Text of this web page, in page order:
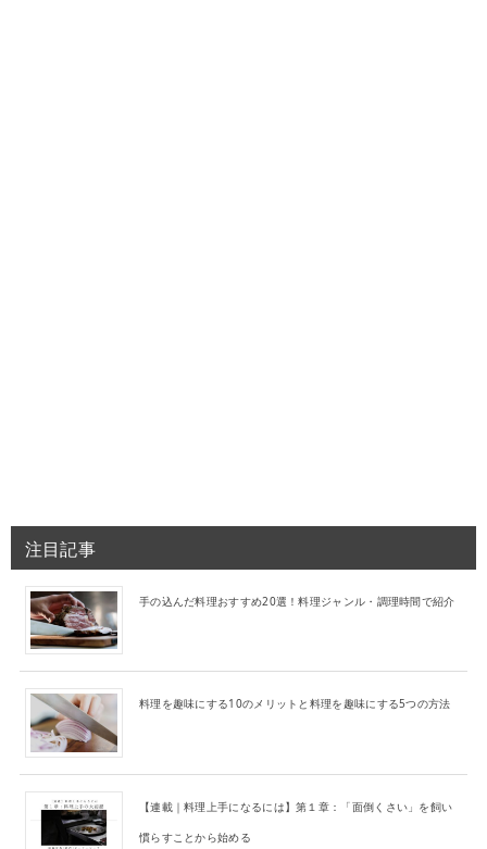
注目記事
手の込んだ料理おすすめ20選！料理ジャンル・調理時間で紹介
料理を趣味にする10のメリットと料理を趣味にする5つの方法
【連載｜料理上手になるには】第１章：「面倒くさい」を飼い
慣らすことから始める